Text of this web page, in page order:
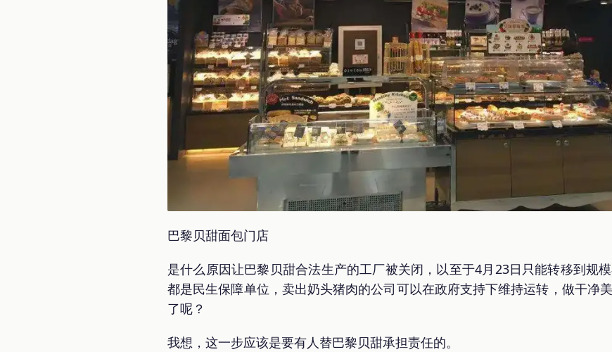
巴黎贝甜面包门店
是什么原因让巴黎贝甜合法生产的工厂被关闭，以至于4月23日只能转移到规
都是民生保障单位，卖出奶头猪肉的公司可以在政府支持下维持运转，做干净
了呢？
我想，这一步应该是要有人替巴黎贝甜承担责任的。